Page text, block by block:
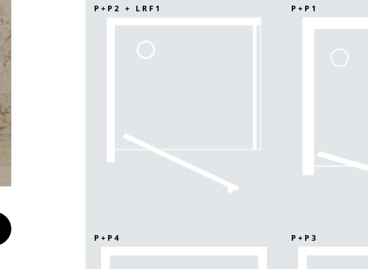
P+P2 + LRF1 P+P1
P+P4 P+P3